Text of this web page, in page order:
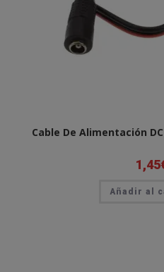
Cable De Alimentación
1,45
Añadir al